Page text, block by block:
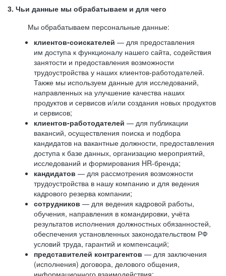
3. Чьи данные мы обрабатываем и для чего
Мы обрабатываем персональные данные:
клиентов-соискателей — для предоставления
им доступа к функционалу нашего сайта, содействия
занятости и предоставления возможности
трудоустройства у наших клиентов-работодателей.
Также мы используем данные для исследований,
направленных на улучшение качества наших
продуктов и сервисов и/или создания новых продуктов
и сервисов;
клиентов-работодателей — для публикации
вакансий, осуществления поиска и подбора
кандидатов на вакантные должности, предоставления
доступа к базе данных, организацию мероприятий,
исследований и формирования HR-бренда;
кандидатов — для рассмотрения возможности
трудоустройства в нашу компанию и для ведения
кадрового резерва компании;
сотрудников — для ведения кадровой работы,
обучения, направления в командировки, учёта
результатов исполнения должностных обязанностей,
обеспечения установленных законодательством РФ
условий труда, гарантий и компенсаций;
представителей контрагентов — для заключения
(исполнения) договора, делового общения,
информационного взаимодействия;